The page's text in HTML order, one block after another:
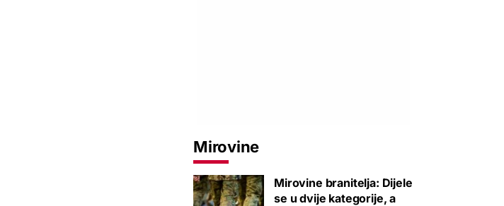
Mirovine
Mirovine branitelja: Dijele
se u dvije kategorije, a